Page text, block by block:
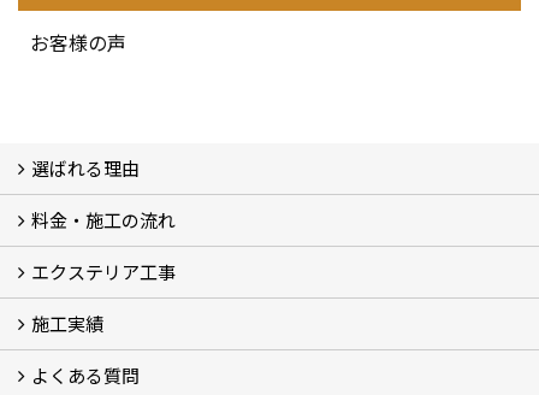
お客様の声
選ばれる理由
選ばれる理由
料金・施工の流れ
料金
施工の流れ
エクステリア工事
エクステリア工事
施工実績
フォトギャラリー
メディア紹介・掲載
お客様の声
よくある質問